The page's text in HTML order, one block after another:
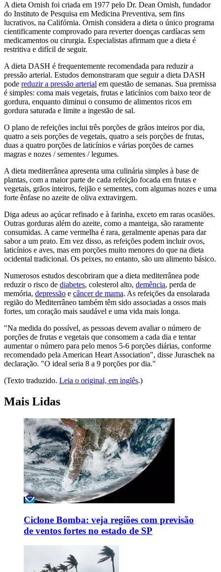
A dieta Ornish foi criada em 1977 pelo Dr. Dean Ornish, fundador
do Instituto de Pesquisa em Medicina Preventiva, sem fins
lucrativos, na Califórnia. Ornish considera a dieta o único programa
cientificamente comprovado para reverter doenças cardíacas sem
medicamentos ou cirurgia. Especialistas afirmam que a dieta é
restritiva e difícil de seguir.
A dieta DASH é frequentemente recomendada para reduzir a
pressão arterial. Estudos demonstraram que seguir a dieta DASH
pode reduzir a pressão arterial em questão de semanas. Sua premissa
é simples: coma mais vegetais, frutas e laticínios com baixo teor de
gordura, enquanto diminui o consumo de alimentos ricos em
gordura saturada e limite a ingestão de sal.
O plano de refeições inclui três porções de grãos inteiros por dia,
quatro a seis porções de vegetais, quatro a seis porções de frutas,
duas a quatro porções de laticínios e várias porções de carnes
magras e nozes / sementes / legumes.
A dieta mediterrânea apresenta uma culinária simples à base de
plantas, com a maior parte de cada refeição focada em frutas e
vegetais, grãos inteiros, feijão e sementes, com algumas nozes e uma
forte ênfase no azeite de oliva extravirgem.
Diga adeus ao açúcar refinado e à farinha, exceto em raras ocasiões.
Outras gorduras além do azeite, como a manteiga, são raramente
consumidas. A carne vermelha é rara, geralmente apenas para dar
sabor a um prato. Em vez disso, as refeições podem incluir ovos,
laticínios e aves, mas em porções muito menores do que na dieta
ocidental tradicional. Os peixes, no entanto, são um alimento básico.
Numerosos estudos descobriram que a dieta mediterrânea pode
reduzir o risco de diabetes, colesterol alto, demência, perda de
memória, depressão e câncer de mama. As refeições da ensolarada
região do Mediterrâneo também têm sido associadas a ossos mais
fortes, um coração mais saudável e uma vida mais longa.
"Na medida do possível, as pessoas devem avaliar o número de
porções de frutas e vegetais que consomem a cada dia e tentar
aumentar o número para pelo menos 5-6 porções diárias, conforme
recomendado pela American Heart Association", disse Juraschek na
declaração. "O ideal seria 8 a 9 porções por dia."
(Texto traduzido. Leia o original, em inglês.)
Mais Lidas
Ciclone Bomba: veja regiões com previsão
de ventos fortes no estado de SP